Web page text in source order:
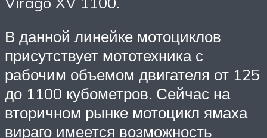
В данной линейке мотоциклов
присутствует мототехника с
рабочим объемом двигателя от 125
до 1100 кубометров. Сейчас на
вторичном рынке мотоцикл ямаха
вираго имеется возможность